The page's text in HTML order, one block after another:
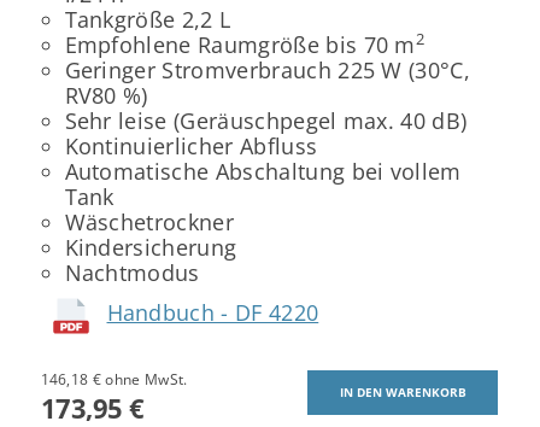
Tankgröße 2,2 L
Empfohlene Raumgröße bis 70 m2
Geringer Stromverbrauch 225 W (30°C,
RV80 %)
Sehr leise (Geräuschpegel max. 40 dB)
Kontinuierlicher Abfluss
Automatische Abschaltung bei vollem
Tank
Wäschetrockner
Kindersicherung
Nachtmodus
Handbuch - DF 4220
146,18 € ohne MwSt.
173,95 €